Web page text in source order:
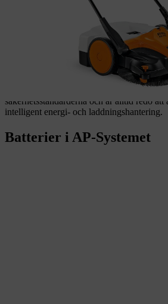
STIHL AP-system omfattar
olika kategorier som kan användas flexibelt
litiumjonbatterier och ryggburna batterier
ramen för AP-system kan alla batterier
maskiner, utan att kompromissa med
säkerhetsstandarderna och är alltid redo att
intelligent energi- och laddningshantering.
Batterier i AP-Systemet